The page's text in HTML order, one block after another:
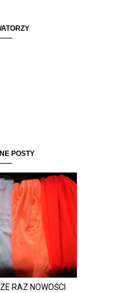
POSTY
RAZ NOWOŚCI